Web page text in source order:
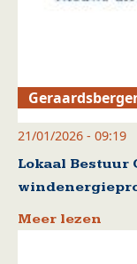
21/01/2026 - 09:19
Lokaal Bestuur
Meer lezen